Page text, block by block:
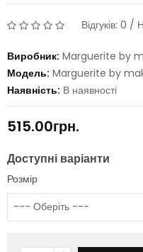
Відгуків: 0 /
Виробник: Marguerite by
Модель: Marguerite by
Наявність: В наявності
515.00грн.
Доступні варіанти
Розмір